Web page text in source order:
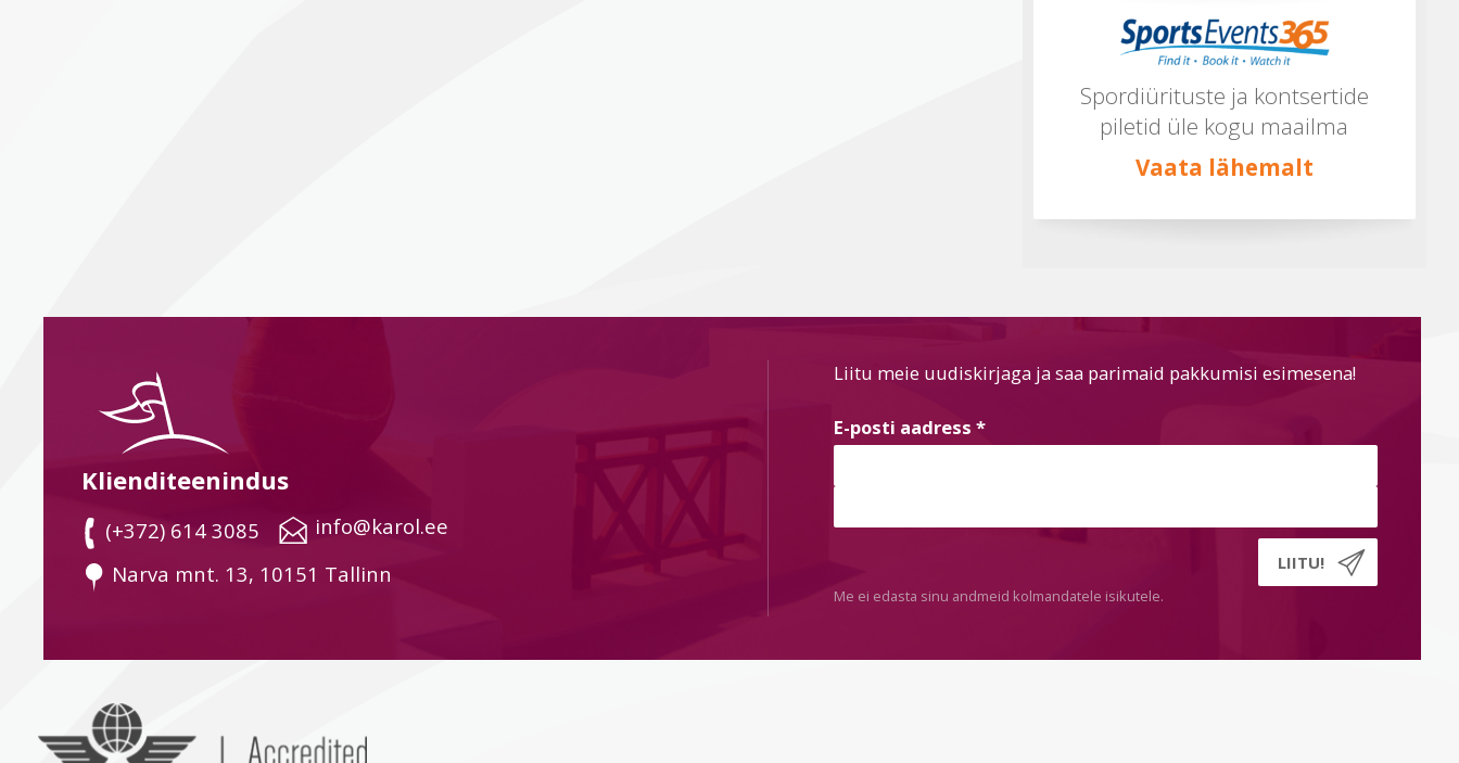
Spordiürituste ja kontsertide
piletid üle kogu maailma
Vaata lähemalt
Klienditeenindus
(+372) 614 3085
info@karol.ee
Narva mnt. 13, 10151 Tallinn
Liitu meie uudiskirjaga ja saa parimaid pakkumisi esimesena!
E-posti aadress *
Me ei edasta sinu andmeid kolmandatele isikutele.